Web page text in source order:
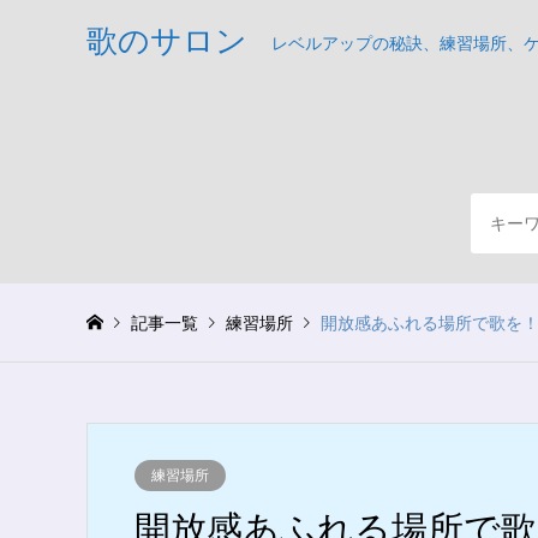
歌のサロン レベルアップの秘訣、練習場所、
記事一覧 練習場所 開放感あふれる場所で歌を
練習場所
開放感あふれる場所で